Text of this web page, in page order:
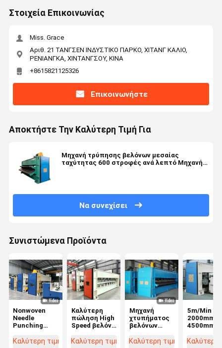
Στοιχεία Επικοινωνίας
Miss. Grace
Αριθ. 21 ΤΑΝΓΣΕΝ ΙΝΔΥΣΤΙΚΟ ΠΑΡΚΟ, ΧΙΤΑΝΓ ΚΑΛΙΟ,
ΡΕΝΙΑΝΓΚΑ, ΧΙΝΤΑΝΓΣΟΥ, ΚΙΝΑ
+8615821125326
Επικοινωνήστε
Αποκτήστε Την Καλύτερη Τιμή Για
Μηχανή τρύπησης βελόνων μεσαίας
ταχύτητας 600 στροφές ανά λεπτό Μηχανή
Να συνεχίσει
Συνιστώμενα Προϊόντα
Nonwoven
Needle
Punching
Καλύτερη τιμή
Καλύτερη
πώληση High
Speed βελόνα
μηχανή με
Καλύτερη τιμή
Μηχανή
χτυπήματος
βελόνων
ταχύτητας
Καλύτερη τιμή
5m/Min
2000mm ~
4500mm
τρύπησης
Καλύτερη